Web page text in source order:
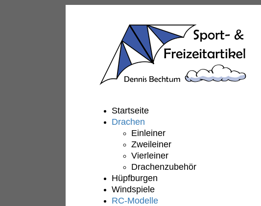
Startseite
Drachen
Einleiner
Zweileiner
Vierleiner
Drachenzubehör
Hüpfburgen
Windspiele
RC-Modelle